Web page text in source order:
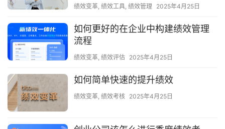
绩效变革, 绩效工具, 绩效管理 2025年4月25日
如何更好的在企业中构建绩效管理
流程
绩效变革, 绩效评估 2025年4月25日
如何简单快速的提升绩效
绩效变革, 绩效考核 2025年4月25日